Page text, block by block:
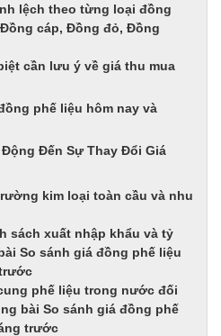
lệch theo từng loại đồng
cáp, Đồng đỏ, Đồng
cần lưu ý về giá thu mua
phế liệu hôm nay và
Đến Sự Thay Đổi Giá
kim loại toàn cầu và nhu
sách xuất nhập khẩu và tỷ
So sánh giá đồng phế liệu
phế liệu trong nước đối
bài So sánh giá đồng phế
trước